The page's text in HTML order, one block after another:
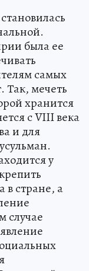
была ее
самых
Так, мечеть
хранится
с VIII века
и для
у
в стране, а
случае